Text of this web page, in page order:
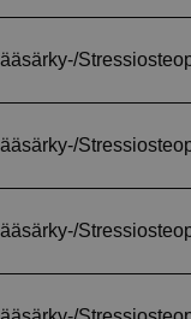
__cf_bm
__cf_bm